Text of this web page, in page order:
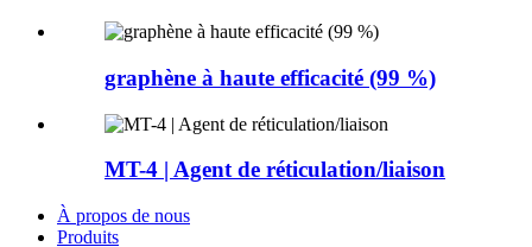
graphène à haute efficacité (99 %)
MT-4 | Agent de réticulation/liaison
À propos de nous
Produits